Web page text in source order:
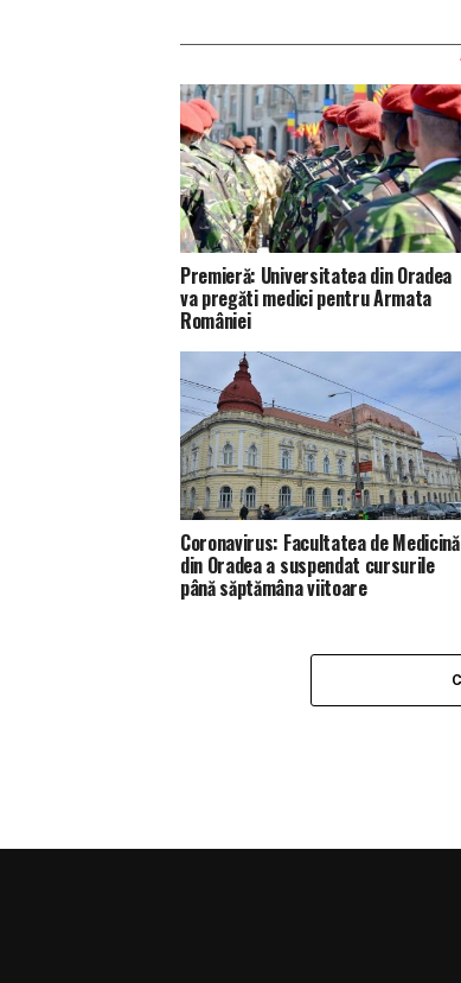
Premieră: Universitatea din Oradea
va pregăti medici pentru Armata
României
Coronavirus: Facultatea de Medicină
din Oradea a suspendat cursurile
până săptămâna viitoare